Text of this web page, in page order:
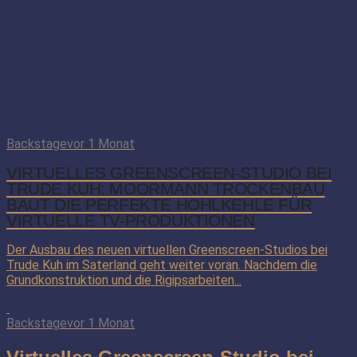
Backstagevor 1 Monat
VIRTUELLES GREENSCREEN-STUDIO BEI
TRUDE KUH: MOORMANN TROCKENBAU
BAUT DIE PERFEKTE HOHLKEHLE FÜR
VIRTUELLE TV-PRODUKTIONEN
Der Ausbau des neuen virtuellen Greenscreen-Studios bei
Trude Kuh im Saterland geht weiter voran. Nachdem die
Grundkonstruktion und die Rigipsarbeiten...
Backstagevor 1 Monat